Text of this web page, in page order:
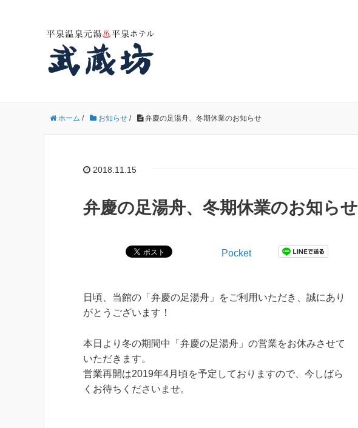
ホーム / お知らせ / 弁慶の足湯舟、冬期休業のお知らせ
2018.11.15
弁慶の足湯舟、冬期休業のお知らせ
Pocket
日頃、当館の「弁慶の足湯舟」をご利用いただき、誠にあり
がとうございます！
本日より冬の期間中「弁慶の足湯舟」の営業をお休みさせて
いただきます。
営業再開は2019年4月頃を予定しておりますので、今しばら
くお待ちくださいませ。